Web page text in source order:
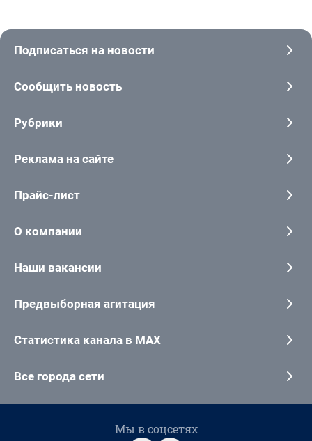
Подписаться на новости
Сообщить новость
Рубрики
Реклама на сайте
Прайс-лист
О компании
Наши вакансии
Предвыборная агитация
Статистика канала в MAX
Все города сети
Мы в соцсетях